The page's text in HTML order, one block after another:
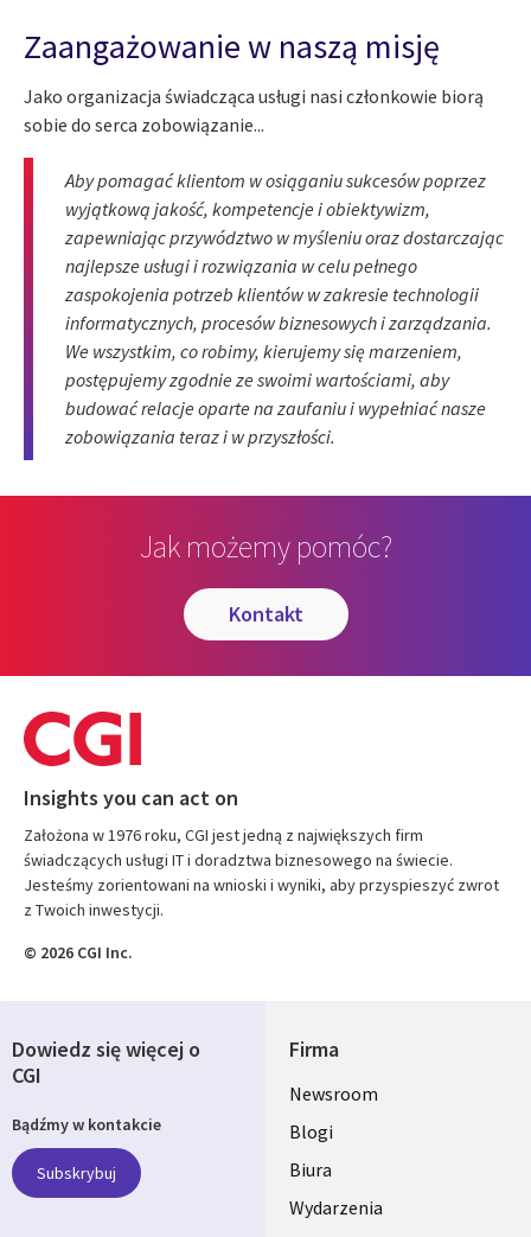
Zaangażowanie w naszą misję
Jako organizacja świadcząca usługi nasi członkowie biorą
sobie do serca zobowiązanie...
Aby pomagać klientom w osiąganiu sukcesów poprzez
wyjątkową jakość, kompetencje i obiektywizm,
zapewniając przywództwo w myśleniu oraz dostarczając
najlepsze usługi i rozwiązania w celu pełnego
zaspokojenia potrzeb klientów w zakresie technologii
informatycznych, procesów biznesowych i zarządzania.
We wszystkim, co robimy, kierujemy się marzeniem,
postępujemy zgodnie ze swoimi wartościami, aby
budować relacje oparte na zaufaniu i wypełniać nasze
zobowiązania teraz i w przyszłości.
Jak możemy pomóc?
kontakt
Insights you can act on
Założona w 1976 roku, CGI jest jedną z największych firm
świadczących usługi IT i doradztwa biznesowego na świecie.
Jesteśmy zorientowani na wnioski i wyniki, aby przyspieszyć zwrot
z Twoich inwestycji.
© 2026 CGI Inc.
Firma
Useful
links
SECTIONS
POLSKA
Newsroom
Blogi
Biura
Wydarzenia
Dowiedz się więcej o
CGI
Bądźmy w kontakcie
Subskrybuj